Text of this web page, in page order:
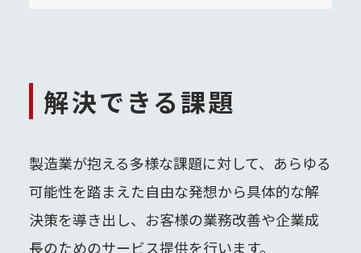
解決できる課題
製造業が抱える多様な課題に対して、あらゆる
可能性を踏まえた自由な発想から具体的な解
決策を導き出し、お客様の業務改善や企業成
長のためのサービス提供を行います。